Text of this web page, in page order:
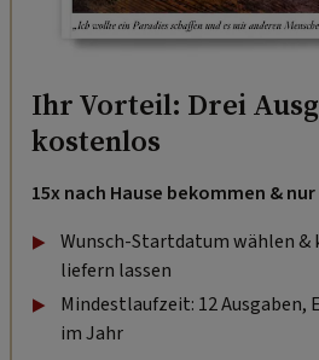
Ihr Vorteil: Drei
kostenlos
15x nach Hause bekommen &
Wunsch-Startdatum wählen &
liefern lassen
Mindestlaufzeit: 12 Ausgaben,
im Jahr